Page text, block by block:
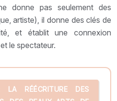
donne pas seulement des
artiste), il donne des clés de
et établit une connexion
le spectateur.
RÉÉCRITURE DES